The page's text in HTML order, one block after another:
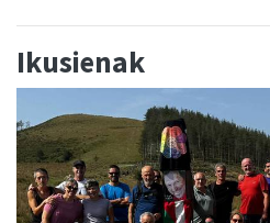
Ikusienak